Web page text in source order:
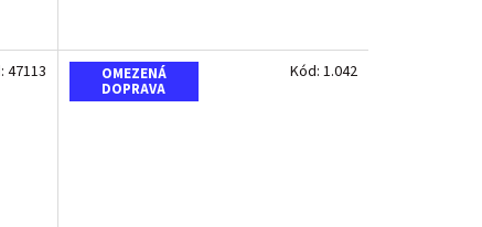
47113 OMEZENÁ
DOPRAVA
Kód: 1.042